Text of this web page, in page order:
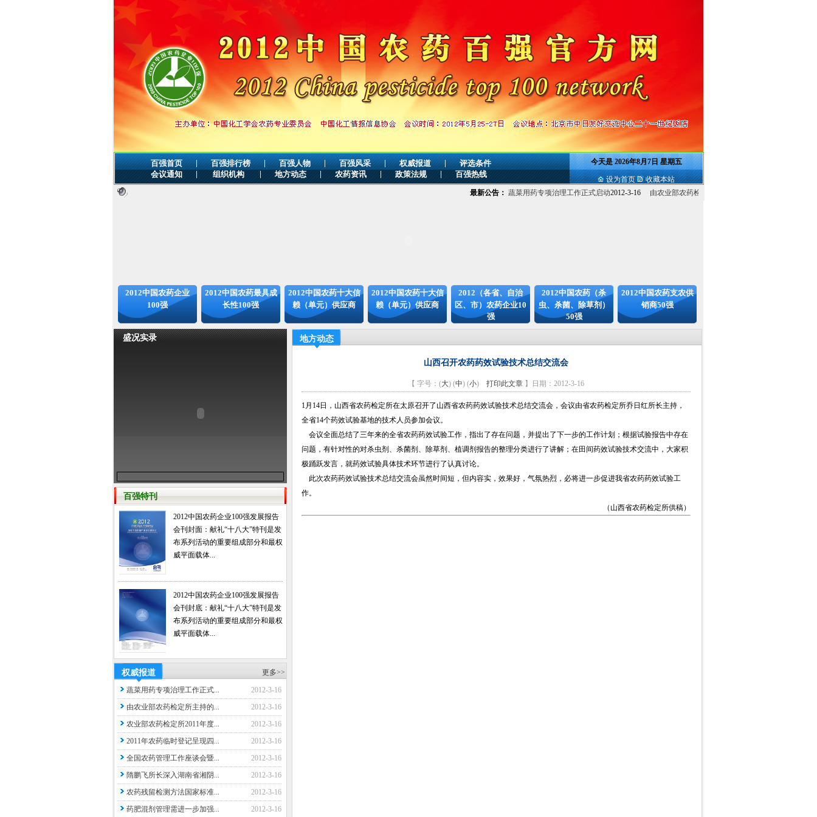
百强首页 | 百强排行榜 | 百强人物 | 百强风采 | 权威报道 |
评选条件
会议通知
| 组织机构 | 地方动态 | 农药资讯 | 政策法规 | 百强热线
今天是2026年8月7日 星期五
设为首页
收藏本站
最新公告： 蔬菜用药专项治理工作正式启动2012-3-16 由农业部农药检定所主持的除草剂减...
2012中国农药企业
100强
2012中国农药最具成
长性100强
2012中国农药十大信
赖（单元）供应商
2012中国农药十大信
赖（单元）供应商
2012（各省、自治
区、市）农药企业10
强
2012中国农药（杀
虫、杀菌、除草剂）
50强
2012中国农药支农供
销商50强
盛况实录
百强特刊
2012中国农药企业100强发展报告
会刊封面：献礼“十八大”特刊是发
布系列活动的重要组成部分和最权
威平面载体...
2012中国农药企业100强发展报告
会刊封底：献礼“十八大”特刊是发
布系列活动的重要组成部分和最权
威平面载体...
权威报道 更多>>
蔬菜用药专项治理工作正式...
2012-3-16
由农业部农药检定所主持的...
2012-3-16
农业部农药检定所2011年度...
2012-3-16
2011年农药临时登记呈现四...
2012-3-16
全国农药管理工作座谈会暨...
2012-3-16
隋鹏飞所长深入湖南省湘阴...
2012-3-16
农药残留检测方法国家标准...
2012-3-16
药肥混剂管理需进一步加强...
2012-3-16
地方动态
山西召开农药药效试验技术总结交流会
【 字号：(大) (中) (小) 打印此文章 】日期：2012-3-16
1月14日，山西省农药检定所在太原召开了山西省农药药效试验技术总结交流会，会议由省农药检定所乔日红所长主持，
全省14个药效试验基地的技术人员参加会议。
会议全面总结了三年来的全省农药药效试验工作，指出了存在问题，并提出了下一步的工作计划；根据试验报告中存在
问题，有针对性的对杀虫剂、杀菌剂、除草剂、植调剂报告的整理分类进行了讲解；在田间药效试验技术交流中，大家积
极踊跃发言，就药效试验具体技术环节进行了认真讨论。
此次农药药效试验技术总结交流会虽然时间短，但内容实，效果好，气氛热烈，必将进一步促进我省农药药效试验工
作。
（山西省农药检定所供稿）